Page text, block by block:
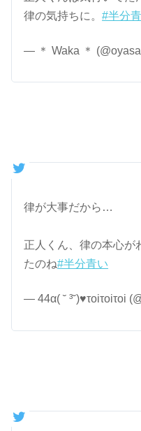
律の気持ちに。#半分
— ＊ Waka ＊
律が大事だから…
正人くん、律の本心が
たのね#半分青い
— 44α( ˘ ³˘)♥τoiτoiτoi